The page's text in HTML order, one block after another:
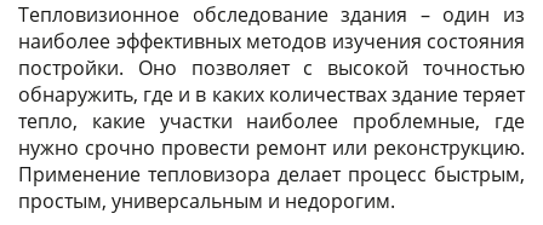
Тепловизионное обследование здания – один из
наиболее эффективных методов изучения состояния
постройки. Оно позволяет с высокой точностью
обнаружить, где и в каких количествах здание теряет
тепло, какие участки наиболее проблемные, где
нужно срочно провести ремонт или реконструкцию.
Применение тепловизора делает процесс быстрым,
простым, универсальным и недорогим.